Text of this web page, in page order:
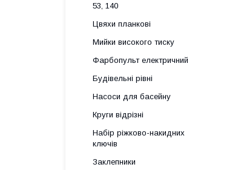
53, 140
Цвяхи планкові
Мийки високого тиску
Фарбопульт електричний
Будівельні рівні
Насоси для басейну
Круги відрізні
Набір ріжково-накидних
ключів
Заклепники